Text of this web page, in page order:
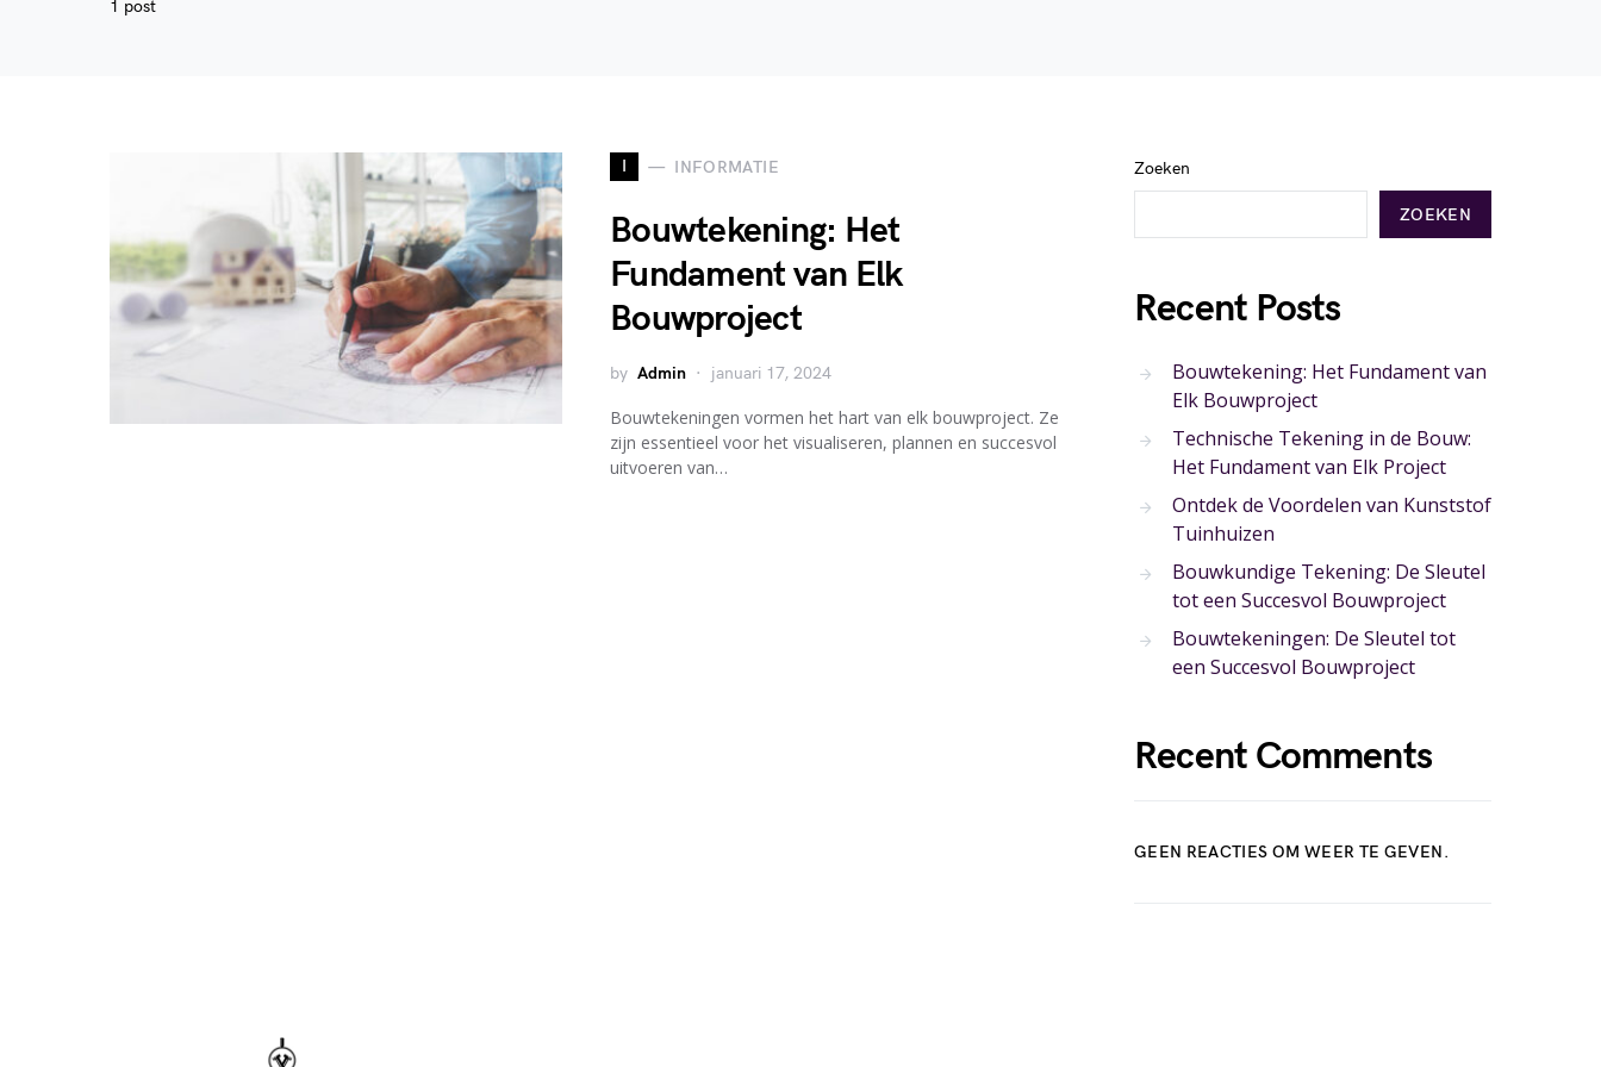
1 post
I INFORMATIE
Bouwtekening: Het
Fundament van Elk
Bouwproject
by Admin januari 17, 2024
Bouwtekeningen vormen het hart van elk bouwproject. Ze
zijn essentieel voor het visualiseren, plannen en succesvol
uitvoeren van…
Zoeken
ZOEKEN
Recent Posts
Bouwtekening: Het Fundament van
Elk Bouwproject
Technische Tekening in de Bouw:
Het Fundament van Elk Project
Ontdek de Voordelen van Kunststof
Tuinhuizen
Bouwkundige Tekening: De Sleutel
tot een Succesvol Bouwproject
Bouwtekeningen: De Sleutel tot
een Succesvol Bouwproject
Recent Comments
GEEN REACTIES OM WEER TE GEVEN.